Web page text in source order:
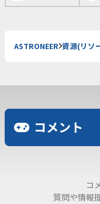
ASTRONEER 資源(リソ
コメント
コ
質問や情報